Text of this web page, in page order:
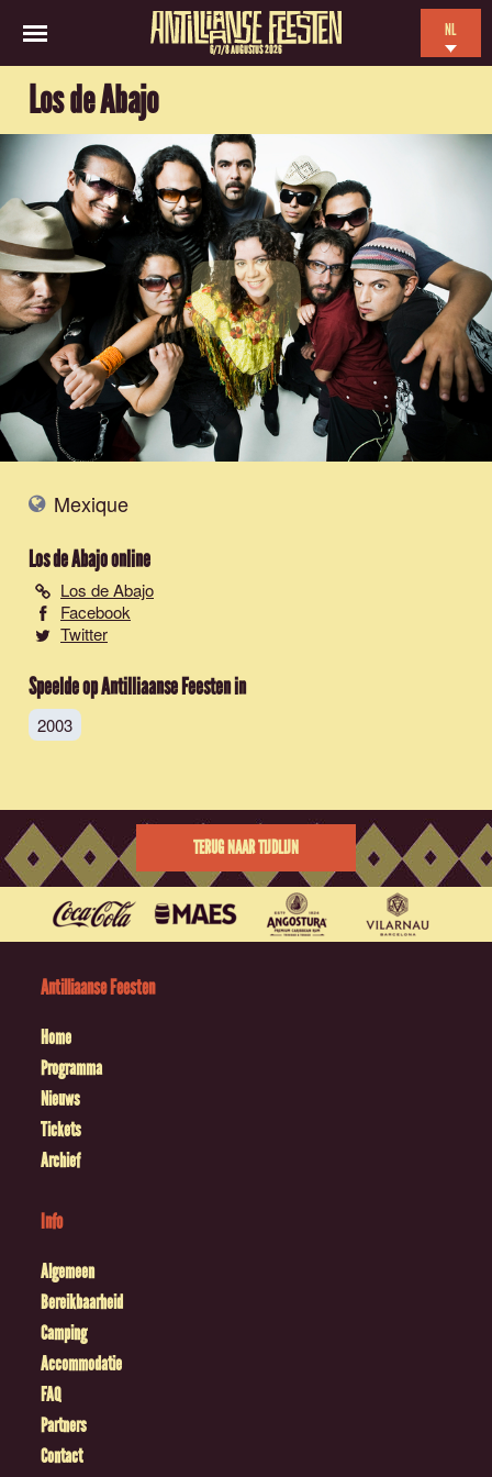
6/7/8 AUGUSTUS 2026
NL
Los de Abajo
Mexique
Los de Abajoonline
Los de Abajo
Facebook
Twitter
Speelde op Antilliaanse Feesten in
2003
TERUG NAAR TIJDLIJN
Antilliaanse Feesten
Home
Programma
Nieuws
Tickets
Archief
Info
Algemeen
Bereikbaarheid
Camping
Accommodatie
FAQ
Partners
Contact